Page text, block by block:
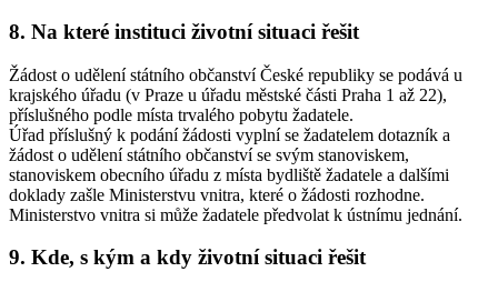
8. Na které instituci životní situaci řešit
Žádost o udělení státního občanství České republiky se podává u
krajského úřadu (v Praze u úřadu městské části Praha 1 až 22),
příslušného podle místa trvalého pobytu žadatele.
Úřad příslušný k podání žádosti vyplní se žadatelem dotazník a
žádost o udělení státního občanství se svým stanoviskem,
stanoviskem obecního úřadu z místa bydliště žadatele a dalšími
doklady zašle Ministerstvu vnitra, které o žádosti rozhodne.
Ministerstvo vnitra si může žadatele předvolat k ústnímu jednání.
9. Kde, s kým a kdy životní situaci řešit